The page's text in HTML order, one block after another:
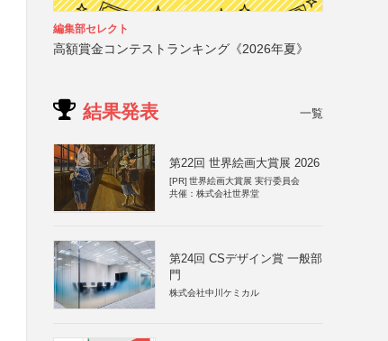
編集部セレクト
高額賞金コンテストランキング《2026年夏》
結果発表 一覧
第22回 世界絵画大賞展 2026
[PR] 世界絵画大賞展 実行委員会
共催：株式会社世界堂
第24回 CSデザイン賞 一般部
門
株式会社中川ケミカル